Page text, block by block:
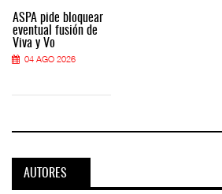
ASPA pide bloquear
eventual fusión de
Viva y Vo
04 AGO 2026
AUTORES